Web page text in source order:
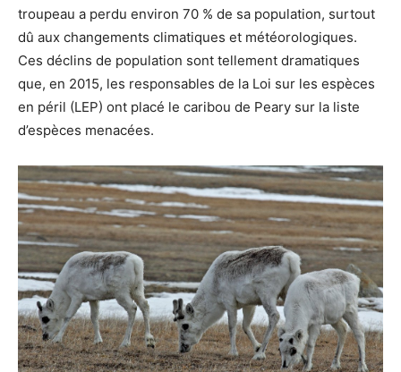
troupeau a perdu environ 70 % de sa population, surtout
dû aux changements climatiques et météorologiques.
Ces déclins de population sont tellement dramatiques
que, en 2015, les responsables de la Loi sur les espèces
en péril (LEP) ont placé le caribou de Peary sur la liste
d’espèces menacées.